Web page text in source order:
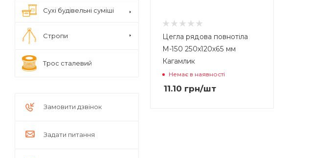
Цегла рядова повнотіла
М-150 250х120х65 мм
Кагамлик
Немає в наявності
11.10 грн/шт
Сухі будівельні суміші
Стропи
Трос сталевий
Замовити дзвінок
Задати питання